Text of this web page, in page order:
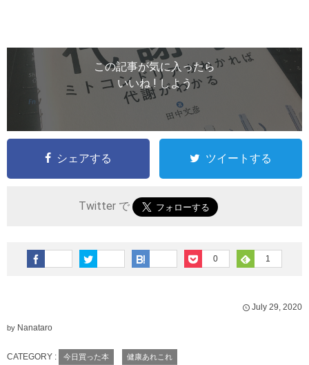
この記事が気に入ったら
いいね ! しよう
シェアする ツイートする
Twitter で
0 1
July 29 2020
by Nanataro
CATEGORY : 今日買った本 健康あれこれ